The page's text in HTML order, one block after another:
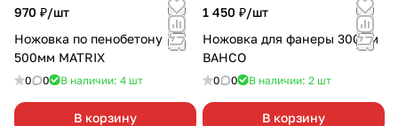
970 ₽/шт
Ножовка по пенобетону
500мм MATRIX
0 0 В наличии: 4 шт
В корзину
1 450 ₽/шт
Ножовка для фанеры 300мм
BAHCO
0 0 В наличии: 2 шт
В корзину